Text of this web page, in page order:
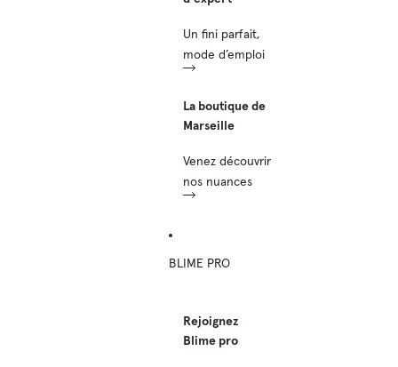
Un fini parfait,
mode d’emploi
La boutique de
Marseille
Venez découvrir
nos nuances
BLIME PRO
Rejoignez
Blime pro